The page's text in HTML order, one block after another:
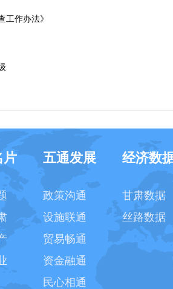
作办法》
片 五通发展
政策沟通
设施联通
贸易畅通
资金融通
民心相通
经济数
甘肃数据
丝路数据